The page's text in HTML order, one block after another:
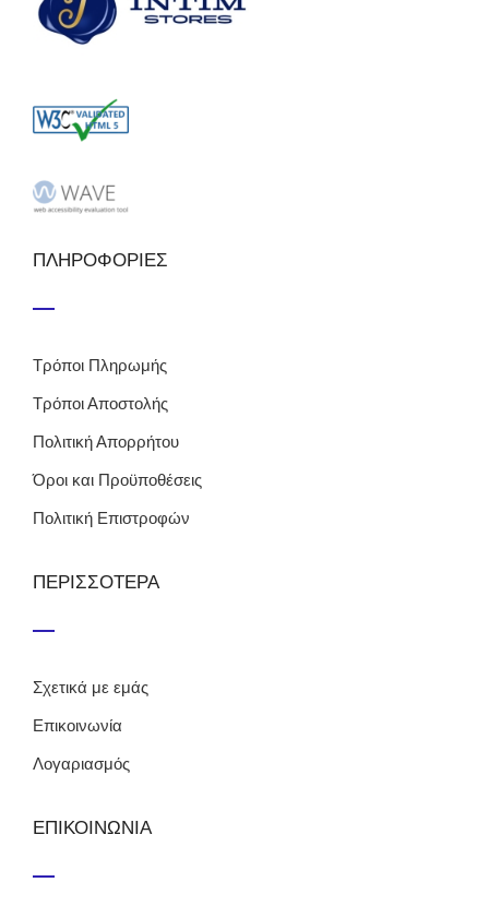
ΠΛΗΡΟΦΟΡΙΕΣ
Τρόποι Πληρωμής
Τρόποι Αποστολής
Πολιτική Απορρήτου
Όροι και Προϋποθέσεις
Πολιτική Επιστροφών
ΠΕΡΙΣΣΟΤΕΡΑ
Σχετικά με εμάς
Επικοινωνία
Λογαριασμός
ΕΠΙΚΟΙΝΩΝΙΑ